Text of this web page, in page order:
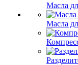
Масла
Масла